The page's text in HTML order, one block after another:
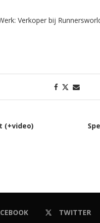
Verkoper bij
(+video)
TWITTER